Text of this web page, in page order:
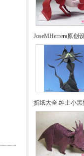
JoseMHerrera原创
折纸大全 绅士小